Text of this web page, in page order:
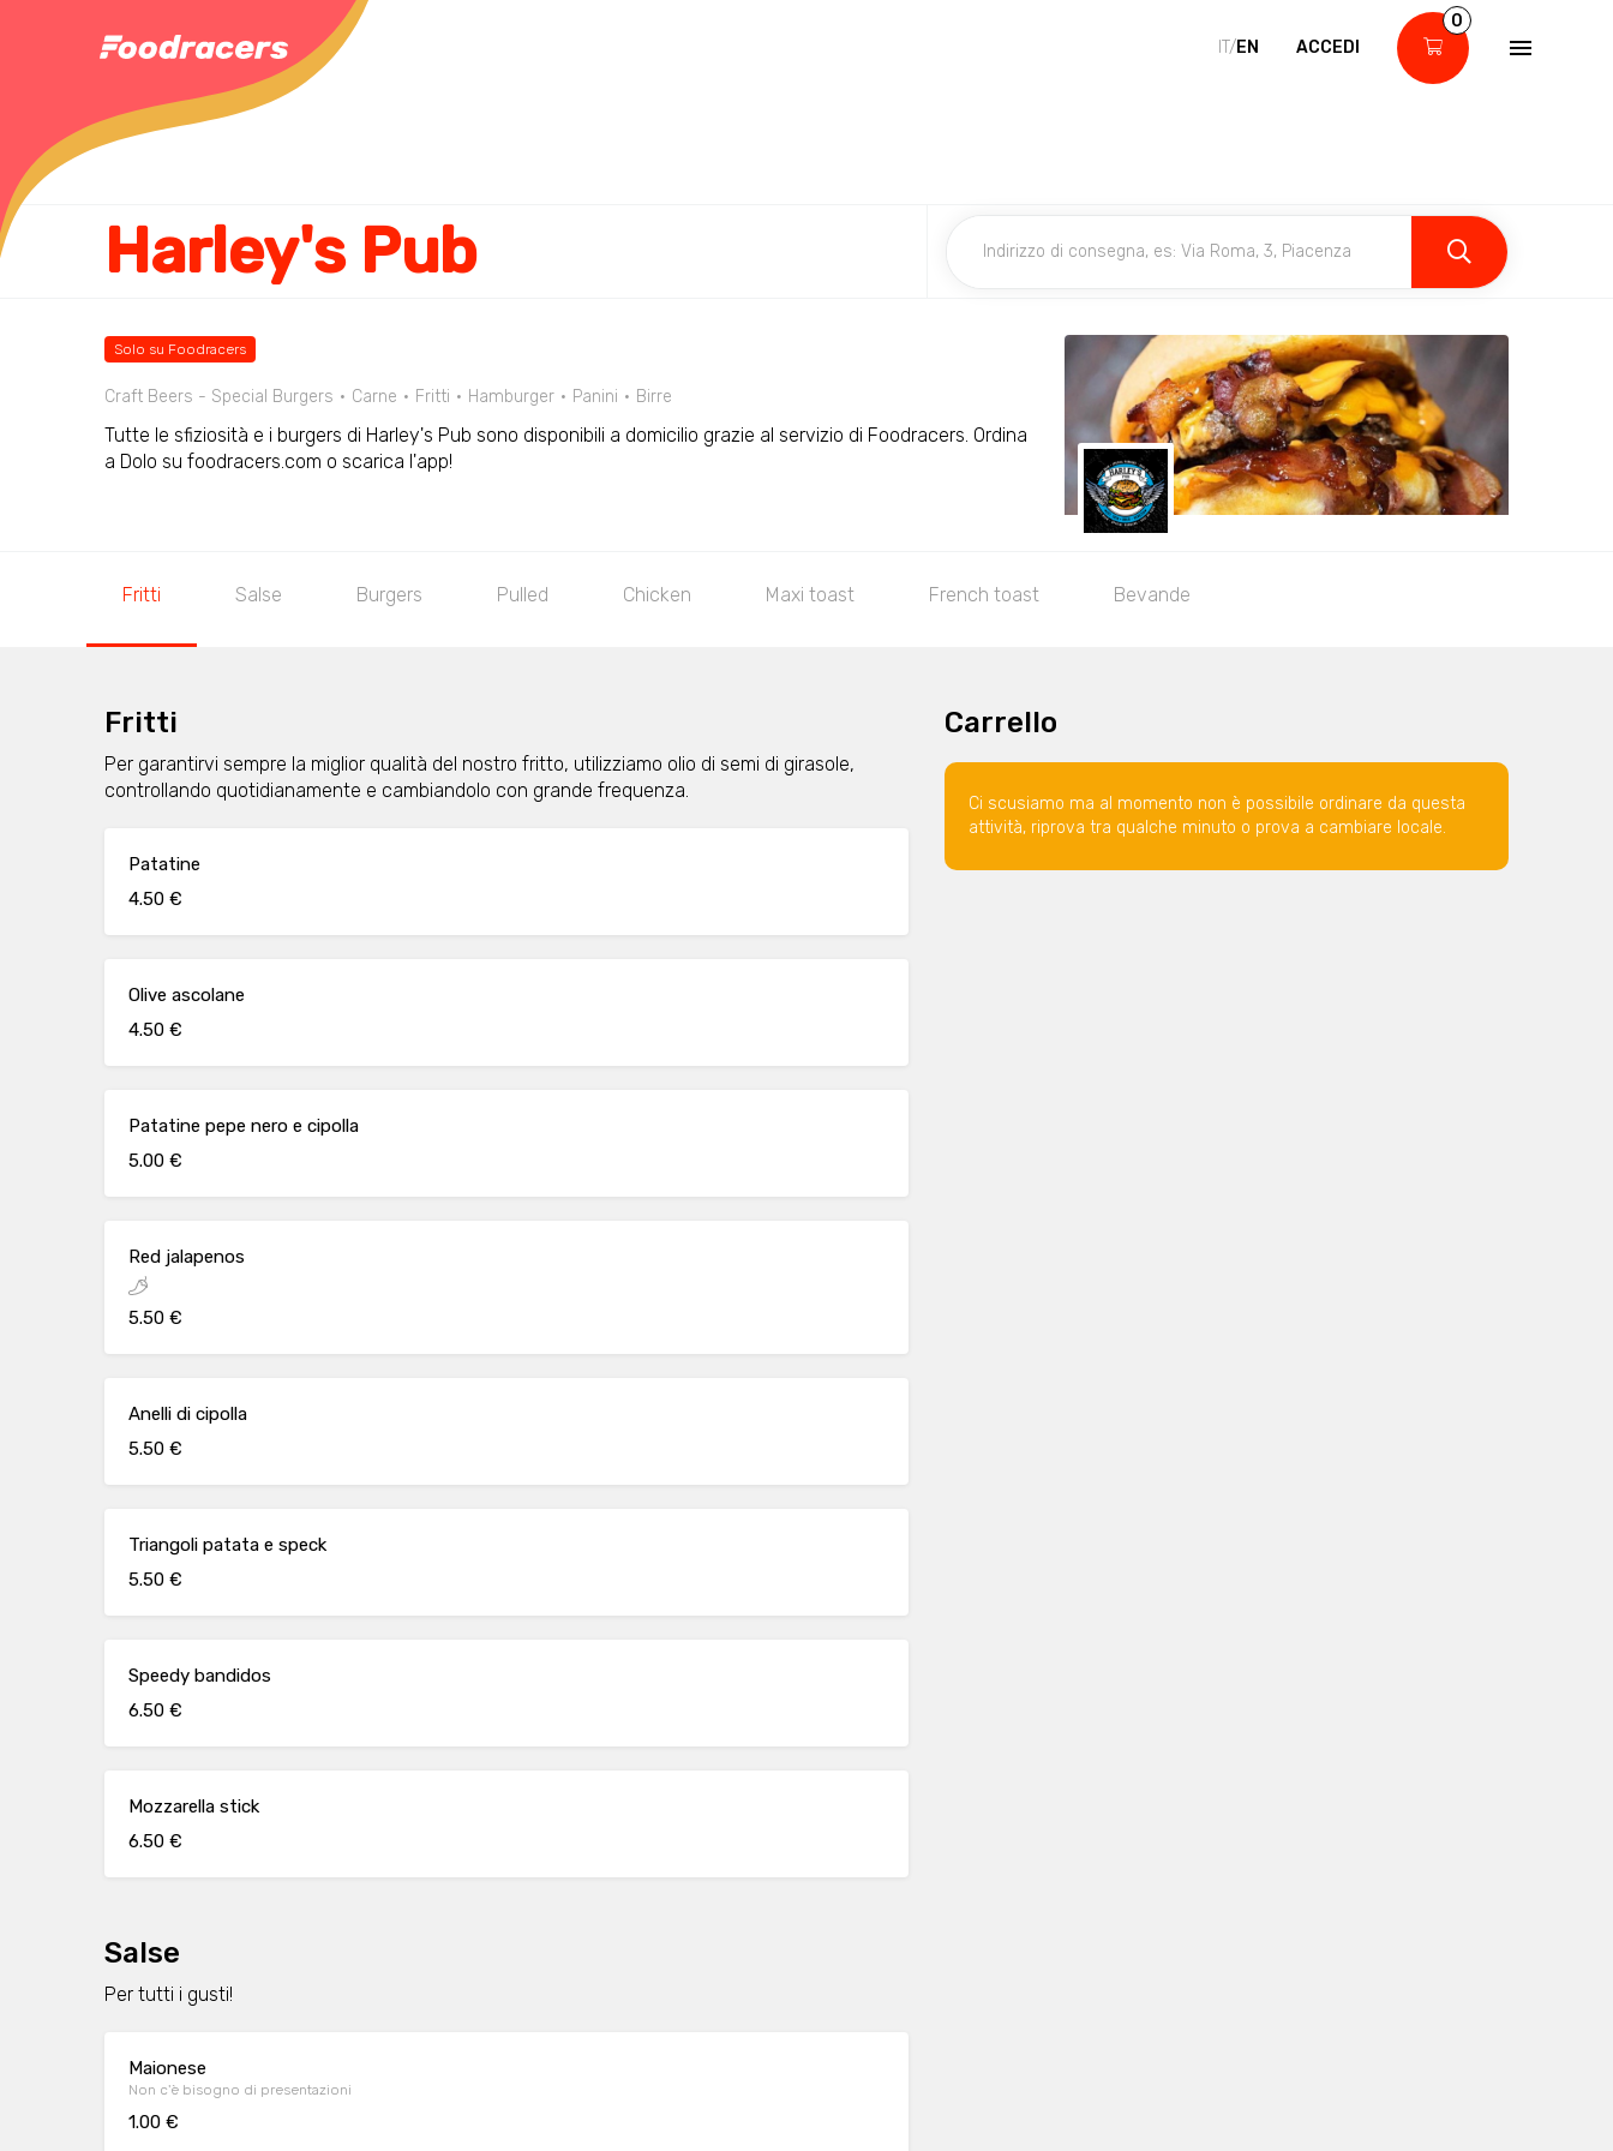
IT/EN ACCEDI
0
Harley's Pub
Solo su Foodracers
Craft Beers - Special Burgers Carne Fritti Hamburger Panini Birre
Tutte le sfiziosità e i burgers di Harley's Pub sono disponibili a domicilio grazie al servizio di Foodracers. Ordina
a Dolo su foodracers.com o scarica l'app!
Fritti Salse Burgers Pulled Chicken Maxi toast French toast Bevande
Fritti
Per garantirvi sempre la miglior qualità del nostro fritto, utilizziamo olio di semi di girasole,
controllando quotidianamente e cambiandolo con grande frequenza.
Patatine
4.50 €
Olive ascolane
4.50 €
Patatine pepe nero e cipolla
5.00 €
Red jalapenos
5.50 €
Anelli di cipolla
5.50 €
Triangoli patata e speck
5.50 €
Speedy bandidos
6.50 €
Mozzarella stick
6.50 €
Salse
Per tutti i gusti!
Maionese
Non c'è bisogno di presentazioni
1.00 €
Carrello
Ci scusiamo ma al momento non è possibile ordinare da questa
attività, riprova tra qualche minuto o prova a cambiare locale.